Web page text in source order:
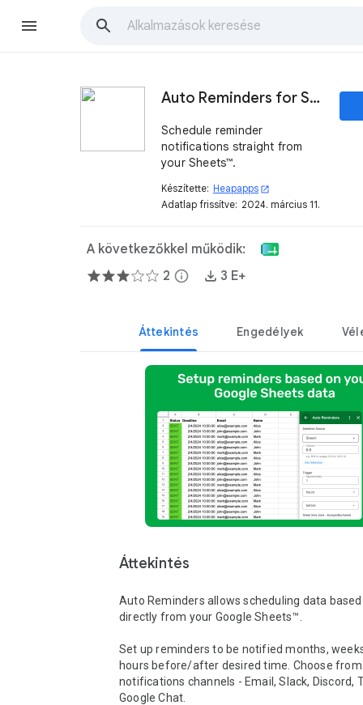
Auto Reminders for Sheets™
Schedule reminder
notifications straight from
your Sheets™.
Készítette: Heapapps open_in_new
Adatlap frissítve: 2024. március 11.
A következőkkel működik:
2 info 3 E+
Áttekintés Engedélyek
Áttekintés
Auto Reminders allows scheduling data
directly from your Google Sheets™.
Set up reminders to be notified months,
hours before/after desired time. Choose
notifications channels - Email, Slack, Discord,
Google Chat.